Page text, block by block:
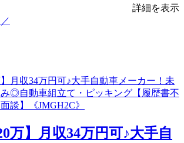
詳細を表示
万】月収34万円可♪大手自